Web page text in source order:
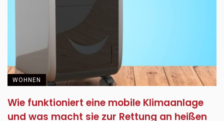
WOHNEN
Wie funktioniert eine mobile Klimaanlage
und was macht sie zur Rettung an heißen